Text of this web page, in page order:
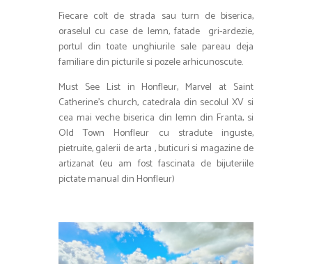
Fiecare colt de strada sau turn de biserica,
oraselul cu case de lemn, fatade gri-ardezie,
portul din toate unghiurile sale pareau deja
familiare din picturile si pozele arhicunoscute.
Must See List in Honfleur, Marvel at Saint
Catherine’s church, catedrala din secolul XV si
cea mai veche biserica din lemn din Franta, si
Old Town Honfleur cu stradute inguste,
pietruite, galerii de arta , buticuri si magazine de
artizanat (eu am fost fascinata de bijuteriile
pictate manual din Honfleur)